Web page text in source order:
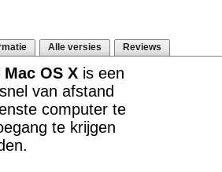
Alle versies Reviews
OS X is een
van afstand
computer te
te krijgen